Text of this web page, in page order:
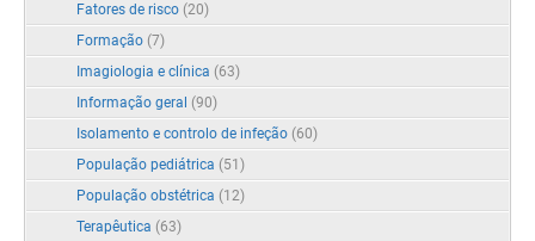
Fatores de risco (20)
Formação (7)
Imagiologia e clínica (63)
Informação geral (90)
Isolamento e controlo de infeção (60)
População pediátrica (51)
População obstétrica (12)
Terapêutica (63)